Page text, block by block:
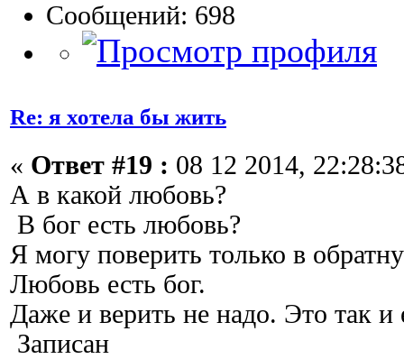
Сообщений: 698
Re: я хотела бы жить
« Ответ #19 : 08 12 2014,
А в какой любовь?
В бог есть любовь?
Я могу поверить только в
Любовь есть бог.
Даже и верить не надо. Это так и
Записан